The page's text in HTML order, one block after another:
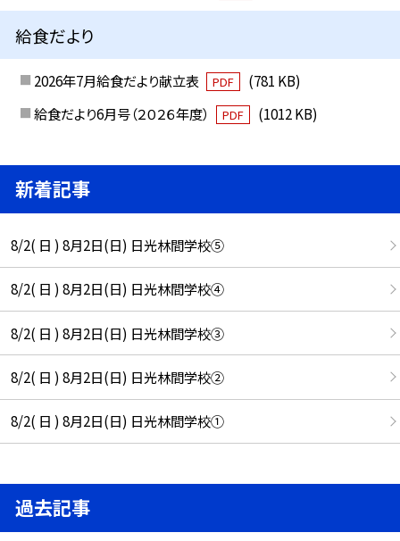
給食だより
2026年7月給食だより献立表 PDF
(781 KB)
給食だより6月号（２０２６年度）
PDF (1012 KB)
新着記事
8/2( 日 ) 8月2日(日) 日光林間学校⑤
8/2( 日 ) 8月2日(日) 日光林間学校④
8/2( 日 ) 8月2日(日) 日光林間学校③
8/2( 日 ) 8月2日(日) 日光林間学校②
8/2( 日 ) 8月2日(日) 日光林間学校①
過去記事